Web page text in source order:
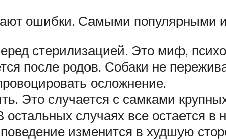
ошибки. Самыми популярными
стерилизацией. Это миф,
после родов. Собаки не
осложнение.
Это случается с самками
случаях все остается в
изменится в худшую